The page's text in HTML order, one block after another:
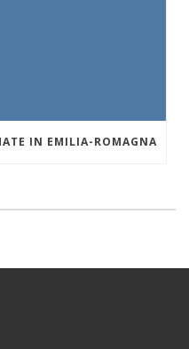
IN EMILIA-ROMAGNA